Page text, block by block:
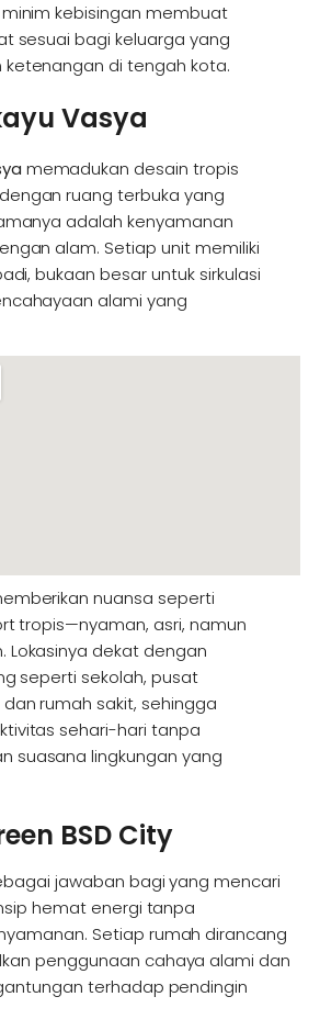
kebisingan membuat
sesuai bagi keluarga yang
ketenangan di tengah kota.
Vasya
memadukan desain tropis
ruang terbuka yang
adalah kenyamanan
alam. Setiap unit memiliki
bukaan besar untuk sirkulasi
alami yang
nuansa seperti
tropis—nyaman, asri, namun
Lokasinya dekat dengan
seperti sekolah, pusat
rumah sakit, sehingga
sehari-hari tanpa
suasana lingkungan yang
BSD City
jawaban bagi yang mencari
hemat energi tanpa
Setiap rumah dirancang
penggunaan cahaya alami dan
terhadap pendingin